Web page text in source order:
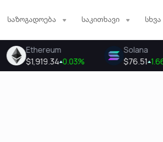
საზოგადოება საკითხავი სხვა